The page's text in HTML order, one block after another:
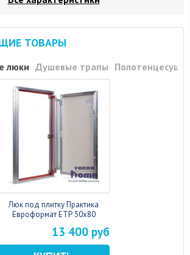
ТОВАРЫ
люки Душевые трапы
Люк под плитку Практика
Евроформат ЕТР 50x80
13 400 руб